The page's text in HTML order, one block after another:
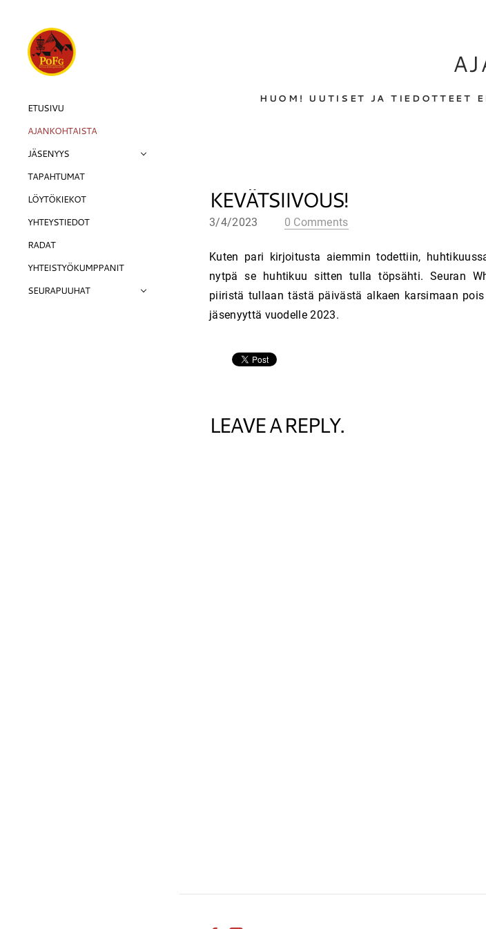
ETUSIVU
AJANKOHTAISTA
JÄSENYYS
JÄSENEDUT
SEURAVAATTEET
HALLIVUOROT
TAPAHTUMAT
LÖYTÖKIEKOT
YHTEYSTIEDOT
RADAT
YHTEISTYÖKUMPPANIT
SEURAPUUHAT
HUOM! UUTISET JA TIEDOTTEET
KEVÄTSIIVOUS!
3/4/2023 0 Comments
Kuten pari kirjoitusta aiemmin todettiin,
nytpä se huhtikuu sitten tulla töpsähti. Seuran
piiristä tullaan tästä päivästä alkaen karsimaan
jäsenyyttä vuodelle 2023.
LEAVE A REPLY.